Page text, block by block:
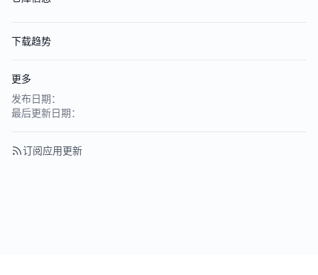
下载趋势
更多
发布日期：
最后更新日期：
订阅应用更新